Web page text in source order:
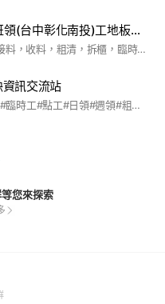
$日領$(中彰投)現金下班領(台中彰化南投)工地板模拆模接料收料粗清綁鐵臨時工小工粗工木工水電泥作
日領，工地板模工，拆模，接料，收料，粗清，拆櫃，臨時工，小工，粗工，水電，綁鐵，打石，太陽能，輕隔間，輕鋼架，裝潢，系統櫃，木工，土水(泥作)，土木，
資訊交流站
#台中地區#工程#求職#求才#臨時工#點工#日領#週領#粗工#工程助手#科技廠#施工電梯操作手#廠務#工務#水電#弱電#接料#板模#鷹架#綁鐵#清潔#油漆#泥作#木工#裝潢#輕隔間#輕鋼架#配管#防水#拆除#磁磚#填縫#批土#防火填塞#風管#保溫#空調
您來探索
(Open